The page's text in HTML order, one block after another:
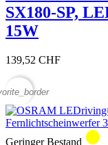
SX180-SP,
15W
139,52 CHF
Geringer Bestand circle